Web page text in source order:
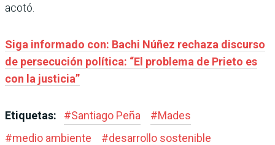
acotó.
Siga informado con: Bachi Núñez rechaza discurso
de persecución política: “El problema de Prieto es
con la justicia”
Etiquetas: #Santiago Peña #Mades
#medio ambiente #desarrollo sostenible